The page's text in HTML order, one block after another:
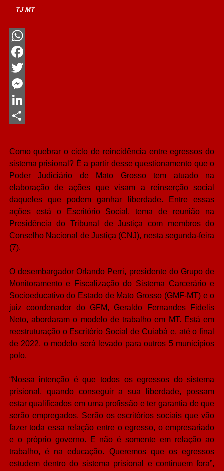
TJ MT
WhatsApp
Facebook
Twitter
Messenger
LinkedIn
Como quebrar o ciclo de reincidência entre egressos do
sistema prisional? É a partir desse questionamento que o
Poder Judiciário de Mato Grosso tem atuado na
elaboração de ações que visam a reinserção social
daqueles que podem ganhar liberdade. Entre essas
ações está o Escritório Social, tema de reunião na
Presidência do Tribunal de Justiça com membros do
Conselho Nacional de Justiça (CNJ), nesta segunda-feira
(7).
O desembargador Orlando Perri, presidente do Grupo de
Monitoramento e Fiscalização do Sistema Carcerário e
Socioeducativo do Estado de Mato Grosso (GMF-MT) e o
juiz coordenador do GFM, Geraldo Fernandes Fidelis
Neto, abordaram o modelo de trabalho em MT. Está em
reestruturação o Escritório Social de Cuiabá e, até o final
de 2022, o modelo será levado para outros 5 municípios
polo.
“Nossa intenção é que todos os egressos do sistema
prisional, quando conseguir a sua liberdade, possam
estar qualificados em uma profissão e ter garantia de que
serão empregados. Serão os escritórios sociais que vão
fazer toda essa relação entre o egresso, o empresariado
e o próprio governo. E não é somente em relação ao
trabalho, é na educação. Queremos que os egressos
estudem dentro do sistema prisional e continuem fora”,